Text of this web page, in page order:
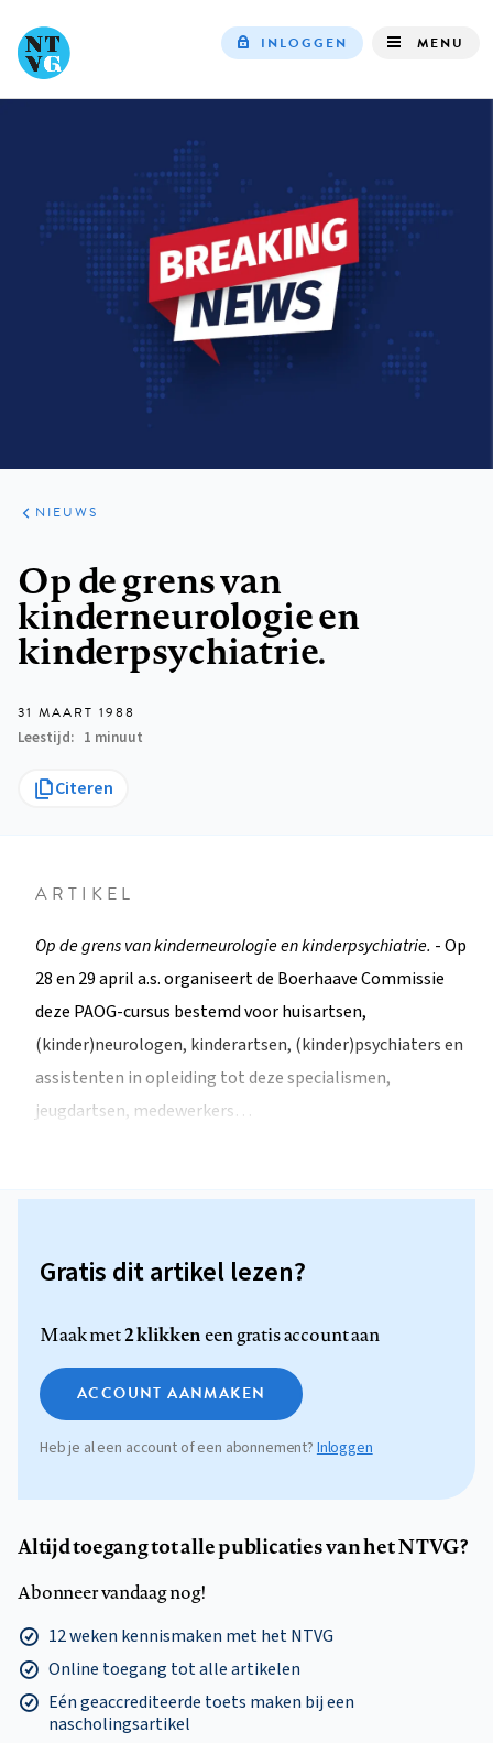
INLOGGEN MENU
ARTIKELEN
HET
KORT
NIEUWS
Op de grens van
kinderneurologie en
kinderpsychiatrie.
31 MAART 1988
Leestijd
1 minuut
Citeren
ARTIKEL
Op de grens van kinderneurologie en kinderpsychiatrie. - Op
28 en 29 april a.s. organiseert de Boerhaave Commissie
deze PAOG-cursus bestemd voor huisartsen,
(kinder)neurologen, kinderartsen, (kinder)psychiaters en
assistenten in opleiding tot deze specialismen,
jeugdartsen, medewerkers…
Gratis dit artikel lezen?
Maak met2 klikkeneen gratis account aan
ACCOUNT AANMAKEN
Heb je al een account of een abonnement? Inloggen
Altijd toegang tot alle publicaties van het NTVG?
Abonneer vandaag nog!
12 weken kennismaken met het NTVG
Online toegang tot alle artikelen
Eén geaccrediteerde toets maken bij een
nascholingsartikel